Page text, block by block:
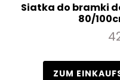
Siatka do bramki
80/
ZUM